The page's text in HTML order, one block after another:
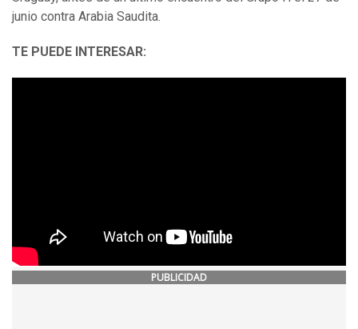
junio contra Arabia Saudita.
TE PUEDE INTERESAR:
PUBLICIDAD